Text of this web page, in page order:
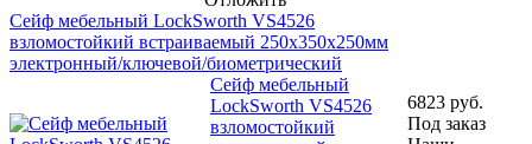
Сейф мебельный LockSworth VS4526
взломостойкий встраиваемый 250x350x250мм
электронный/ключевой/биометрический
Сейф мебельный
LockSworth VS4526
взломостойкий
6823 руб.
Под заказ